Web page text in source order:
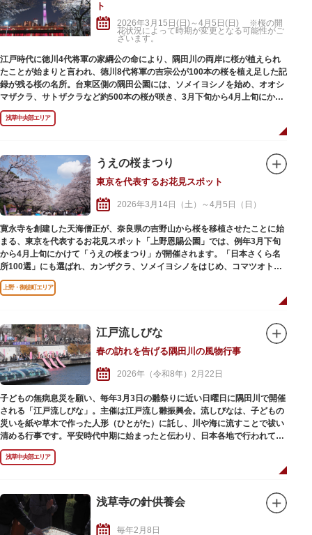
ト
2026年3月15日(日)～4月5日(日) ※桜の開
花状況によって時期が変更となる可能性がご
ざいます。
江戸時代に徳川4代将軍の家綱公の命により、隅田川の両岸に桜が植えられ
たことが始まりと言われ、徳川8代将軍の吉宗公が100本の桜を植え足した記
録が残る桜の名所。台東区側の隅田公園には、ソメイヨシノを始め、オオシ
マザクラ、サトザクラなど約500本の桜が咲き、3月下旬から4月上旬にかけ
て「隅田公園桜祭り」が開催されます。
夜になるとライトアップした夜桜を眺めることができるほか、隅田川の桜と
ポット。屋形船からも風情ある花見が楽しめます。
浅草中央部エリア
うえの桜まつり
東京を代表するお花見スポット
2026年3月14日（土）～4月5日（日）
寛永寺を創建した天海僧正が、奈良県の吉野山から桜を移植させたことに始
まる、東京を代表するお花見スポット「上野恩賜公園」では、例年3月下旬
から4月上旬にかけて「うえの桜まつり」が開催されます。「日本さくら名
所100選」にも選ばれ、カンザクラ、ソメイヨシノをはじめ、コマツオト
メ、ウエノシラユキシダレなど上野恩賜公園発祥の桜も見ることができま
す。
祭りの期間中には、花見スペースが設けられ、園内は花見客で賑わい、日没
イトアップ。清水堂境内での舞や草花市、不忍池の畔では青空骨董市、竹の
台広場（噴水広場）での桜フェスタでは、上野をはじめとして50店舗以上の
物産展など、さまざまなイベントも催されます。
上野・御徒町エリア
江戸流しびな
春の訪れを告げる隅田川の風物行事
2026年（令和8年）2月22日
子どもの無病息災を願い、毎年3月3日の雛祭りに近い日曜日に隅田川で開催
される「江戸流しびな」。主催は江戸流し雛振興会。流しびなは、子どもの
災いを紙や草木で作った人形（ひとがた）に託し、川や海に流すことで祓い
清める行事です。平安時代中期に始まったと伝わり、日本各地で行われてい
ます。
２年振りに開催される第40回（2025年2月23日）当日は、正面に東京スカイ
れぞれの願いを記した「流しびな」を流します。受付開始は11：00から。先
着200名には特製雛あられをプレゼント。護岸が高いため、特設の滑り台を
使って「流しびな」を水面に浮かべます。
浅草中央部エリア
浅草寺の針供養会
毎年2月8日